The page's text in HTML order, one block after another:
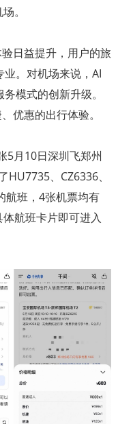
。
日益提升，用户的旅
。对机场来说，AI
模式的创新升级。
优惠的出行体验。
5月10日深圳飞郑州
、CZ6336、
航班，4张机票均有
航班卡片即可进入